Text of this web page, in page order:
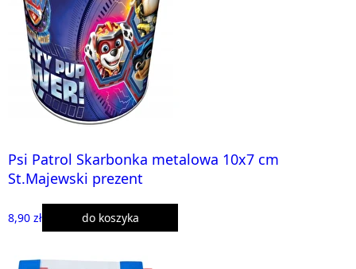
Psi Patrol Skarbonka metalowa 10x7 cm
St.Majewski prezent
8,90 zł do koszyka